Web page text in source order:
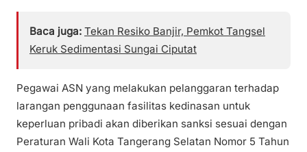
Baca juga: Tekan Resiko Banjir, Pemkot Tangsel
Keruk Sedimentasi Sungai Ciputat
Pegawai ASN yang melakukan pelanggaran terhadap
larangan penggunaan fasilitas kedinasan untuk
keperluan pribadi akan diberikan sanksi sesuai dengan
Peraturan Wali Kota Tangerang Selatan Nomor 5 Tahun